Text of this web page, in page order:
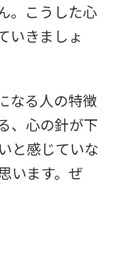
。こうした心
いきましょ
なる人の特徴
、心の針が下
と感じていな
います。ぜ